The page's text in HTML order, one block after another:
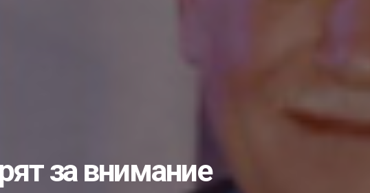
несовершеннолетних...
за внимание